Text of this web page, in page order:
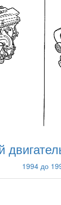
1994 до